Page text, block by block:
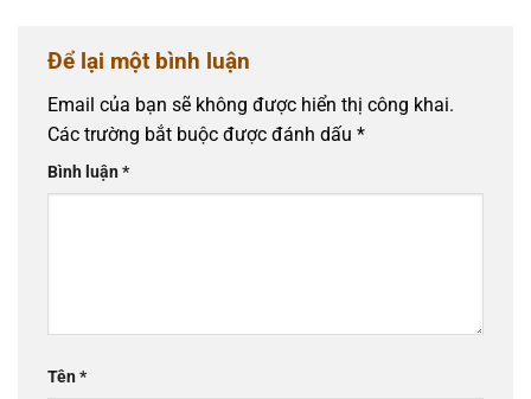
Để lại một bình luận
Email của bạn sẽ không được hiển thị công khai.
Các trường bắt buộc được đánh dấu *
Bình luận*
Tên*